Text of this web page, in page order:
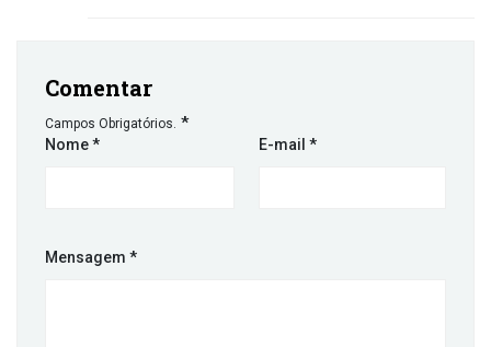
Comentar
Campos Obrigatórios. *
Nome* E-mail *
Mensagem *